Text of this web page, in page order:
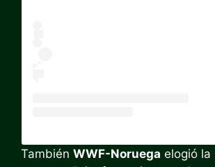
También WWF-Noruega elogió la